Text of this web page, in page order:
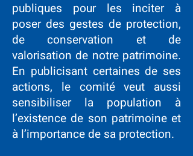
publiques pour les inciter à
poser des gestes de protection,
de conservation et de
valorisation de notre patrimoine.
En publicisant certaines de ses
actions, le comité veut aussi
sensibiliser la population à
l’existence de son patrimoine et
à l’importance de sa protection.